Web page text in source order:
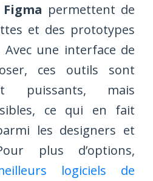
Figma permettent de
et des prototypes
une interface de
ces outils sont
puissants, mais
ce qui en fait
les designers et
plus d’options,
logiciels de